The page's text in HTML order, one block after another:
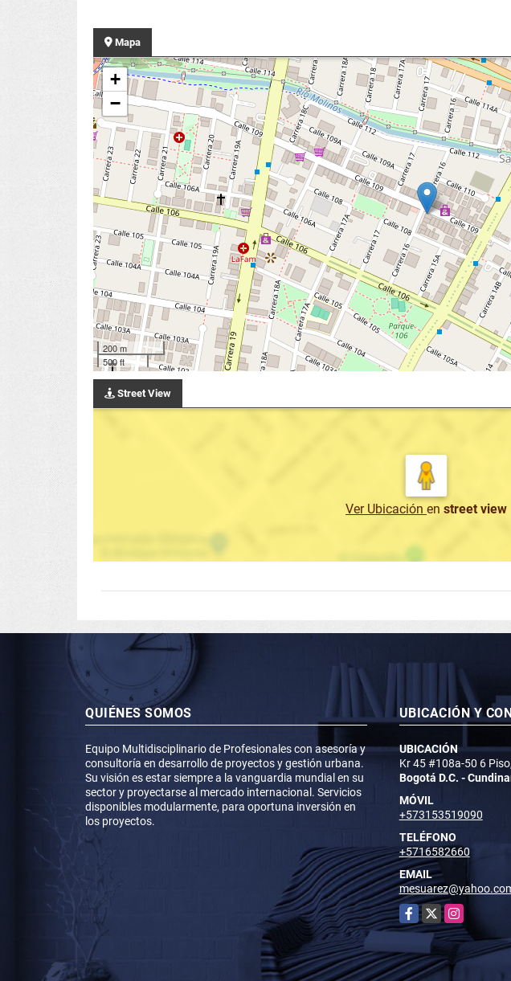
Mapa
+
−
200 m
500 ft
Street View
Ver Ubicación en street view
QUIÉNES SOMOS
Equipo Multidisciplinario de Profesionales con asesoría y
consultoría en desarrollo de proyectos y gestión urbana.
Su visión es estar siempre a la vanguardia mundial en su
sector y proyectarse al mercado internacional. Servicios
disponibles modularmente, para oportuna inversión en
los proyectos.
UBICACIÓN Y
UBICACIÓN
Kr 45 #108a-50 6
Bogotá D.C. -
MÓVIL
+573153519090
TELÉFONO
+5716582660
EMAIL
Facebook
X Instagram